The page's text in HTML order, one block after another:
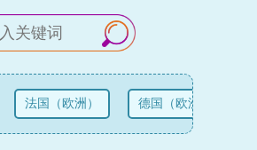
法国（欧洲） 德国（欧洲）